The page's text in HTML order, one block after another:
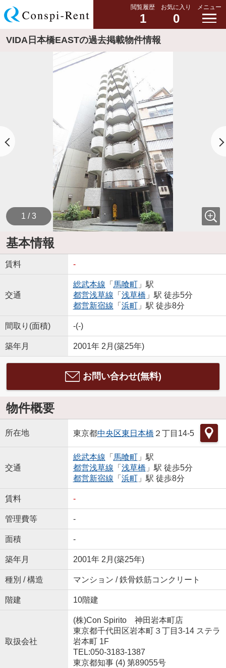
閲覧履歴
1
お気に入り
0
メニュー
VIDA日本橋EASTの過去掲載物件情報
1 / 3
基本情報
賃料 -
交通
総武本線 「 馬喰町」駅
都営浅草線 「 浅草橋 」駅 徒歩5分
都営新宿線 「 浜町」駅 徒歩8分
間取り(面積) -(-)
築年月 2001年 2月(築25年)
お問い合わせ(無料)
物件概要
所在地 東京都中央区東日本橋 ２丁目14-5
交通
総武本線 「 馬喰町」駅
都営浅草線 「 浅草橋 」駅 徒歩5分
都営新宿線 「 浜町」駅 徒歩8分
賃料 -
管理費等 -
面積 -
築年月 2001年 2月(築25年)
種別 / 構造 マンション / 鉄骨鉄筋コンクリート
階建 10階建
取扱会社
(株)Con Spirito 神田岩本町店
東京都千代田区岩本町３丁目3-14 ステラ
岩本町 1F
TEL:050-3183-1387
東京都知事 (4) 第89055号